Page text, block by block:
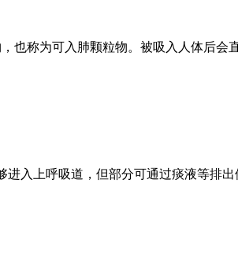
也称为可入肺颗粒物。被吸入人体后
入上呼吸道，但部分可通过痰液等排